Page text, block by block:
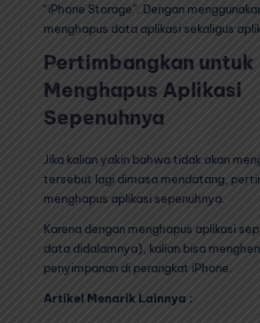
“iPhone Storage”. Dengan
menghapus data aplikasi sekaligus
Pertimbangkan untuk
Menghapus Aplikasi
Sepenuhnya
Jika kalian yakin bahwa tidak akan
tersebut lagi dimasa mendatang,
menghapus aplikasi sepenuhnya.
Karena dengan menghapus aplikasi
data didalamnya), kalian bisa
penyimpanan di perangkat iPhone.
Artikel Menarik Lainnya :